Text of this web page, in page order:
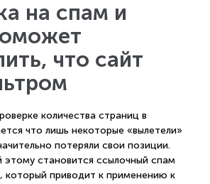
на спам и
что сайт
количества страниц в
что лишь некоторые «вылетели»
потеряли свои позиции.
становится ссылочный спам
который приводит к применению к